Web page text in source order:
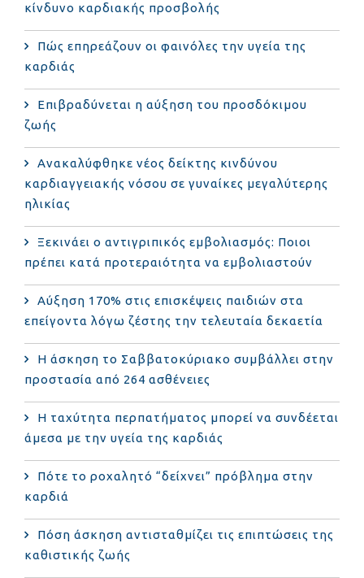
κίνδυνο καρδιακής προσβολής
Πώς επηρεάζουν οι φαινόλες την υγεία της
καρδιάς
Επιβραδύνεται η αύξηση του προσδόκιμου
ζωής
Ανακαλύφθηκε νέος δείκτης κινδύνου
καρδιαγγειακής νόσου σε γυναίκες μεγαλύτερης
ηλικίας
Ξεκινάει ο αντιγριπικός εμβολιασμός: Ποιοι
πρέπει κατά προτεραιότητα να εμβολιαστούν
Αύξηση 170% στις επισκέψεις παιδιών στα
επείγοντα λόγω ζέστης την τελευταία δεκαετία
Η άσκηση το Σαββατοκύριακο συμβάλλει στην
προστασία από 264 ασθένειες
Η ταχύτητα περπατήματος μπορεί να συνδέεται
άμεσα με την υγεία της καρδιάς
Πότε το ροχαλητό “δείχνει” πρόβλημα στην
καρδιά
Πόση άσκηση αντισταθμίζει τις επιπτώσεις της
καθιστικής ζωής